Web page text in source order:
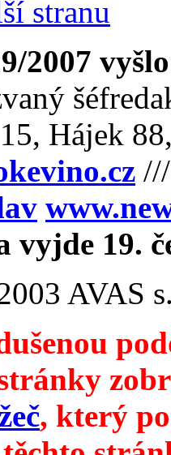
stranu
2007
Hájek
vyjde 19.
AVAS
, který